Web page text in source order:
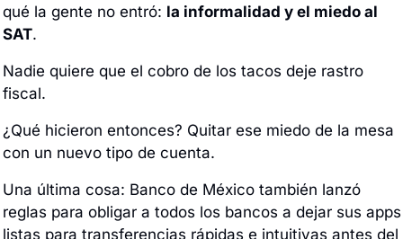
qué la gente no entró: la informalidad y el miedo al
SAT.
Nadie quiere que el cobro de los tacos deje rastro
fiscal.
¿Qué hicieron entonces? Quitar ese miedo de la mesa
con un nuevo tipo de cuenta.
Una última cosa: Banco de México también lanzó
reglas para obligar a todos los bancos a dejar sus apps
listas para transferencias rápidas e intuitivas antes del